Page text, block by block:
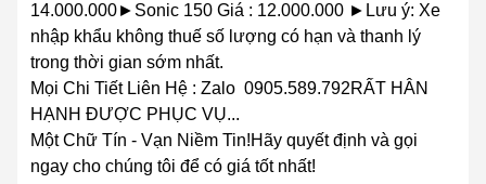
14.000.000►Sonic 150 Giá : 12.000.000 ►Lưu ý: Xe
nhập khẩu không thuế số lượng có hạn và thanh lý
trong thời gian sớm nhất.
Mọi Chi Tiết Liên Hệ : Zalo 0905.589.792RẤT HÂN
HẠNH ĐƯỢC PHỤC VỤ...
Một Chữ Tín - Vạn Niềm Tin!Hãy quyết định và gọi
ngay cho chúng tôi để có giá tốt nhất!